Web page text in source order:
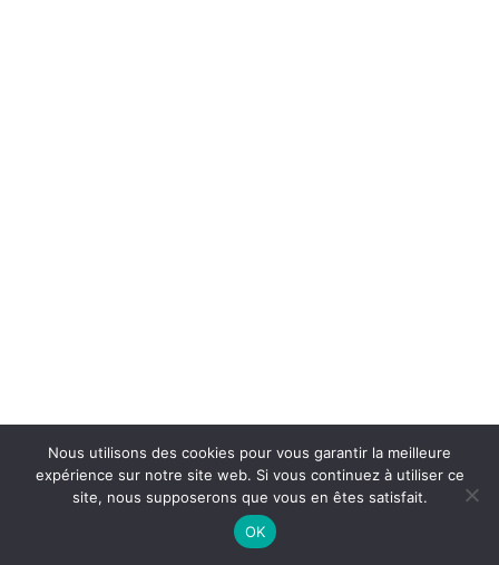
30 minutes pour parler de votre projet
Nous utilisons des cookies pour vous garantir la meilleure
expérience sur notre site web. Si vous continuez à utiliser ce
site, nous supposerons que vous en êtes satisfait.
OK